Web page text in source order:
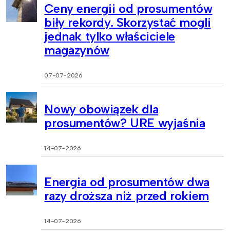
Ceny energii od prosumentów
biły rekordy. Skorzystać mogli
jednak tylko właściciele
magazynów
07-07-2026
Nowy obowiązek dla
prosumentów? URE wyjaśnia
14-07-2026
Energia od prosumentów dwa
razy droższa niż przed rokiem
14-07-2026